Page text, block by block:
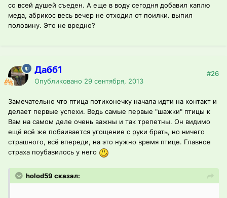
со всей душей съеден. А еще в воду сегодня добавил каплю
меда, абрикос весь вечер не отходил от поилки. выпил
половину. Это не вредно?
Дабб1
Опубликовано 29 сентября, 2013
#26
Замечательно что птица потихонечку начала идти на контакт и
делает первые успехи. Ведь самые первые "шажки" птицы к
Вам на самом деле очень важны и так трепетны. Он видимо
ещё всё же побаивается угощение с руки брать, но ничего
страшного, всё впереди, на это нужно время птице. Главное
страха поубавилось у него
holod59 сказал: